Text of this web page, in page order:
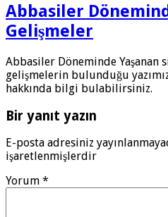
Abbasiler
Gelişmeler
Abbasiler Döneminde Yaşanan
gelişmelerin bulunduğu
hakkında bilgi bulabilirsiniz.
Bir yanıt yazın
E-posta adresiniz
işaretlenmişlerdir
Yorum *